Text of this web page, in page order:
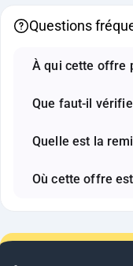
Questions
À qui cette offre
Que faut-il
Quelle est la
Où cette offre